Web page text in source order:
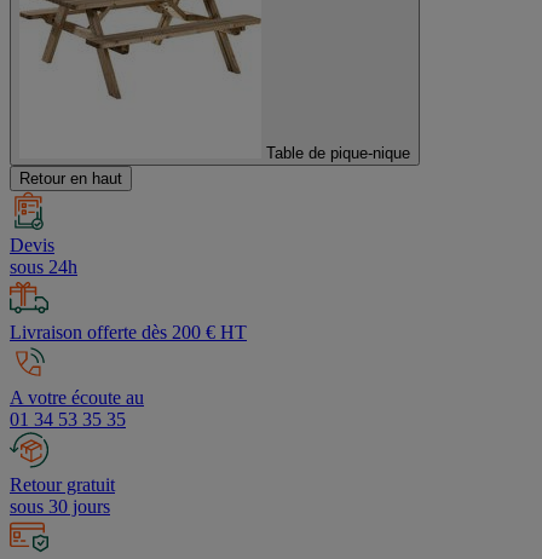
Retour en haut
Devis
sous 24h
Livraison offerte dès 200 € HT
A votre écoute au
01 34 53 35 35
Retour gratuit
sous 30 jours